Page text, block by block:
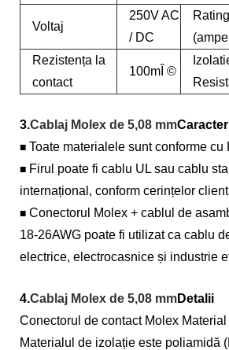
Voltaj
250V AC
/ DC
Rezistența la
contact
100mÎ ©
3.Cablaj Molex de 5,08 mm
■ Toate materialele sunt conforme cu
■ Firul poate fi cablu UL sau cablu
internațional, conform cerințelor
■ Conectorul Molex + cablul de
18-26AWG poate fi utilizat ca cablu
electrice, electrocasnice și industrie
4.Cablaj Molex de 5,08 mmDetalii
Conectorul de contact Molex
Materialul de izolație este poliamidă